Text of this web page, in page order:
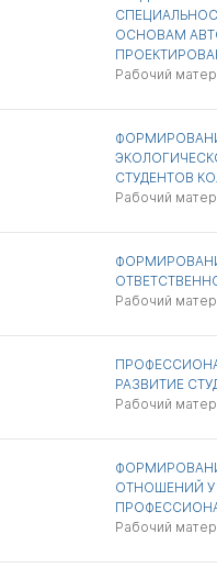
ОСНОВАМ
Рабочий
СТУДЕНТОВ
Рабочий
Рабочий
РАЗВИТИЕ
Рабочий
ОТНОШЕНИЙ
Рабочий